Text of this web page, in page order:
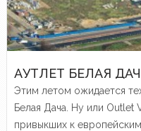
АУТЛЕТ БЕЛАЯ
Этим летом ожидается
Белая Дача. Ну или Outlet
привыкших к